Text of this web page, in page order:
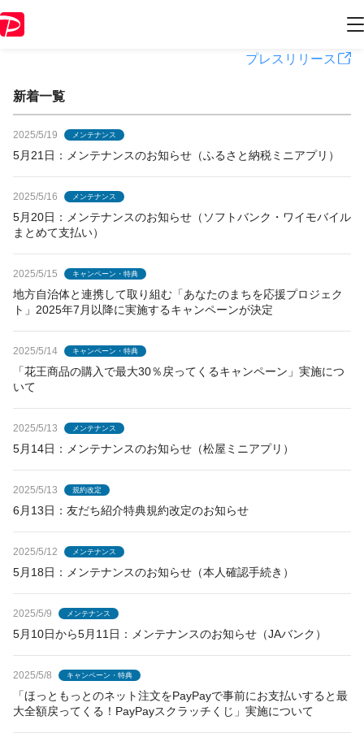
PayPayからのお知らせ
プレスリリース
新着一覧
2025/5/19 メンテナンス
5月21日：メンテナンスのお知らせ（ふるさと納税ミニアプリ）
2025/5/16 メンテナンス
5月20日：メンテナンスのお知らせ（ソフトバンク・ワイモバイル
まとめて支払い）
2025/5/15 キャンペーン・特典
地方自治体と連携して取り組む「あなたのまちを応援プロジェク
ト」2025年7月以降に実施するキャンペーンが決定
2025/5/14 キャンペーン・特典
「花王商品の購入で最大30％戻ってくるキャンペーン」実施につ
いて
2025/5/13 メンテナンス
5月14日：メンテナンスのお知らせ（松屋ミニアプリ）
2025/5/13 規約改定
6月13日：友だち紹介特典規約改定のお知らせ
2025/5/12 メンテナンス
5月18日：メンテナンスのお知らせ（本人確認手続き）
2025/5/9 メンテナンス
5月10日から5月11日：メンテナンスのお知らせ（JAバンク）
2025/5/8 キャンペーン・特典
「ほっともっとのネット注文をPayPayで事前にお支払いすると最
大全額戻ってくる！PayPayスクラッチくじ」実施について